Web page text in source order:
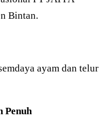
Bintan.
ayam dan telur
Penuh